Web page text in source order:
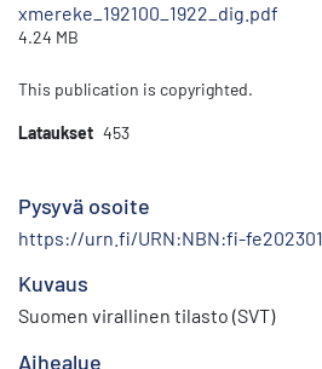
xmereke_192100_1922_dig.pdf
4.24 MB
This publication is copyrighted.
Lataukset 453
Pysyvä osoite
https://urn.fi/URN:NBN:fi-
Kuvaus
Suomen virallinen tilasto (SVT)
Aihealue